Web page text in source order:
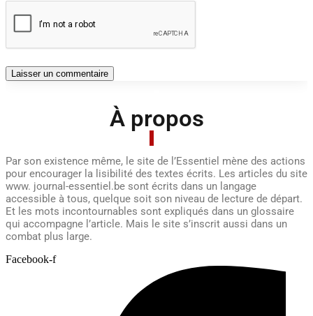
À propos
Par son existence même, le site de l’Essentiel mène des actions
pour encourager la lisibilité des textes écrits. Les articles du site
www. journal-essentiel.be sont écrits dans un langage
accessible à tous, quelque soit son niveau de lecture de départ.
Et les mots incontournables sont expliqués dans un glossaire
qui accompagne l’article. Mais le site s’inscrit aussi dans un
combat plus large.
Facebook-f